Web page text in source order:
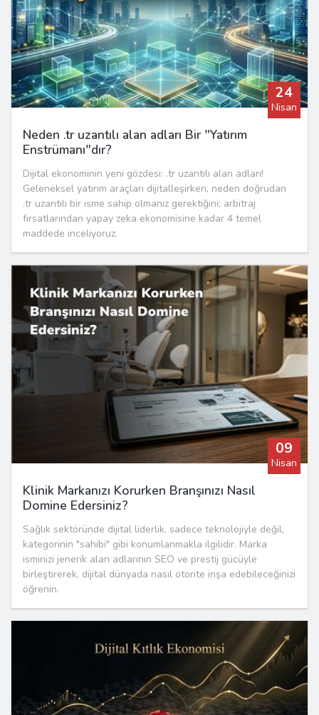
24
Nisan
Neden .tr uzantılı alan adları Bir "Yatırım
Enstrümanı"dır?
Dijital ekonominin yeni gözdesi: .tr uzantılı alan adları!
Geleneksel yatırım araçları dijitalleşirken, neden doğrudan
.tr uzantılı bir isme sahip olmanız gerektiğini; arbitraj
fırsatlarından yapay zeka ekonomisine kadar 4 temel
maddede inceliyoruz.
09
Nisan
Klinik Markanızı Korurken Branşınızı Nasıl
Domine Edersiniz?
Sağlık sektöründe dijital liderlik, sadece teknolojiyle değil,
kategorinin "sahibi" gibi konumlanmakla ilgilidir. Marka
isminizi jenerik alan adlarının SEO ve prestij gücüyle
birleştirerek, dijital dünyada nasıl otorite inşa edebileceğinizi
öğrenin.